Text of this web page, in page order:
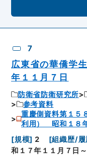
7
広東省の華僑学
年１１月７日
防衛省防衛研究所
参考資料
重慶側資料第１
利用） 昭和１８
[規模] 2 [組織歴/履
和１７年１１月７日